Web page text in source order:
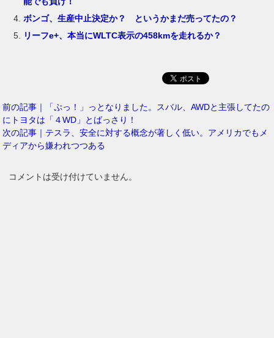
ボンゴ、生産中止決定か？ というかまだ売ってたの？
リーフe+、本当にWLTC表示の458kmを走れるか？
前の記事｜「ぷっ！」っとなりました。スバル、AWDと主張してたの
にトヨタは「４WD」とばっさり！
次の記事｜テスラ、安全に対する概念が著しく低い。アメリカでもメ
ディアから嫌われつつある
コメントは受け付けていません。